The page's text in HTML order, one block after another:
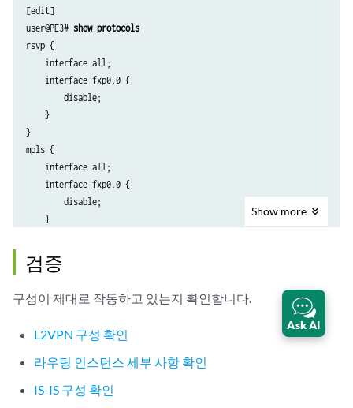
    level 1 disable;
    interface all {
    interface fxp0.0 {
}
    interface all;
        disable;
[edit]
user@PE1# show policy-options
        }
    }
}
bgp {
    traceoptions {
        file bgp.log world-readable;
    }
    group ibgp {
        type internal;
        local-address 10.255.183.57;
        family inet {
            unicast;
        }
                egress-protection;
        }
        neighbor 192.0.2.4;
isis {
[edit]
user@PE3# show protocols
rsvp {
    interface all;
    interface fxp0.0 {
        disable;
    }
}
mpls {
    interface all;
    interface fxp0.0 {
        disable;
    }
bgp {
    traceoptions {
    }
        type internal;
        local-address 10.255.183.61;
            unicast;
Show more
검증
구성이 제대로 작동하고 있는지 확인합니다.
L2VPN 구성 확인
라우팅 인스턴스 세부 사항 확인
IS-IS 구성 확인
Ask AI